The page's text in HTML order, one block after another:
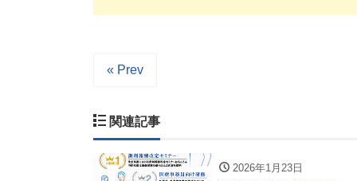
« Prev
関連記事
2026年1月23日